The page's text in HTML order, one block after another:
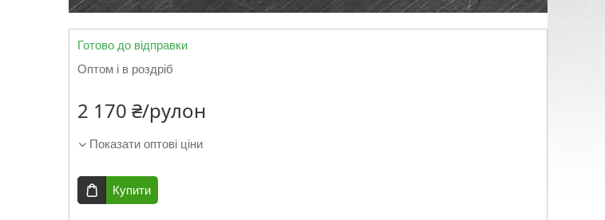
Готово до відправки
Оптом і в роздріб
2 170 ₴/рулон
Показати оптові ціни
Купити